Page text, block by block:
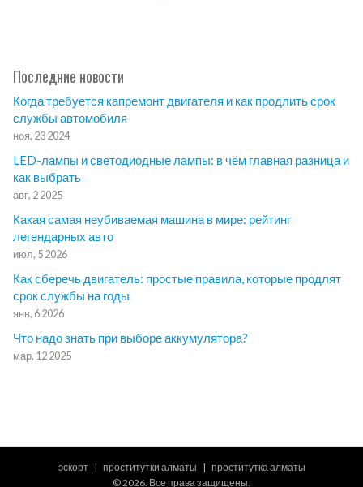
Последние новости
Когда требуется капремонт двигателя и как продлить срок
службы автомобиля
ноя, 23 2024
LED-лампы и светодиодные лампы: в чём главная разница и
как выбрать
авг, 2 2025
Какая самая неубиваемая машина в мире: рейтинг
легендарных авто
июл, 5 2026
Как сберечь двигатель: простые правила, которые продлят
срок службы на годы
янв, 6 2026
Что надо знать при выборе аккумулятора?
мар, 12 2025
эскорт проститутки алматы
проститутка алматы
© 2026. Все права защищены.